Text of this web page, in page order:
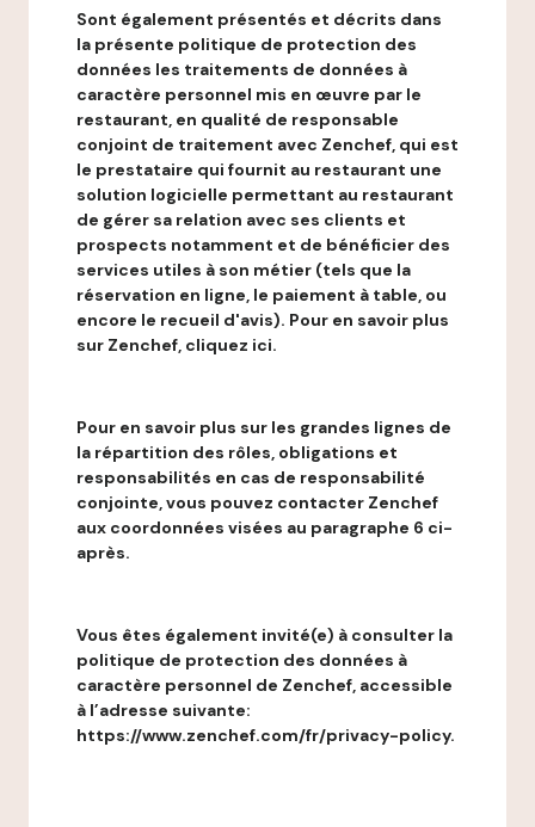
Sont également présentés et décrits dans
la présente politique de protection des
données les traitements de données à
caractère personnel mis en œuvre par le
restaurant, en qualité de responsable
conjoint de traitement avec Zenchef, qui est
le prestataire qui fournit au restaurant une
solution logicielle permettant au restaurant
de gérer sa relation avec ses clients et
prospects notamment et de bénéficier des
services utiles à son métier (tels que la
réservation en ligne, le paiement à table, ou
encore le recueil d'avis). Pour en savoir plus
sur Zenchef, cliquez ici.
Pour en savoir plus sur les grandes lignes de
la répartition des rôles, obligations et
responsabilités en cas de responsabilité
conjointe, vous pouvez contacter Zenchef
aux coordonnées visées au paragraphe 6 ci-
après.
Vous êtes également invité(e) à consulter la
politique de protection des données à
caractère personnel de Zenchef, accessible
à l’adresse suivante:
https://www.zenchef.com/fr/privacy-policy.